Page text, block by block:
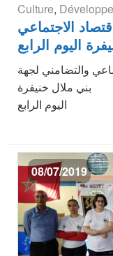
Culture,
الاجتماعي
اليوم الرابع
والتضامني لجهة
اليوم الرابع
08/07/2019